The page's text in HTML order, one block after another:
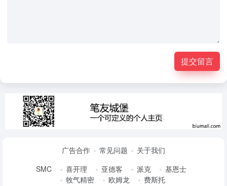
提交留言
广告合作 常见问题
关于我们
SMC
喜开理 亚德客 派克
基恩士
牧气精密
欧姆龙 费斯托